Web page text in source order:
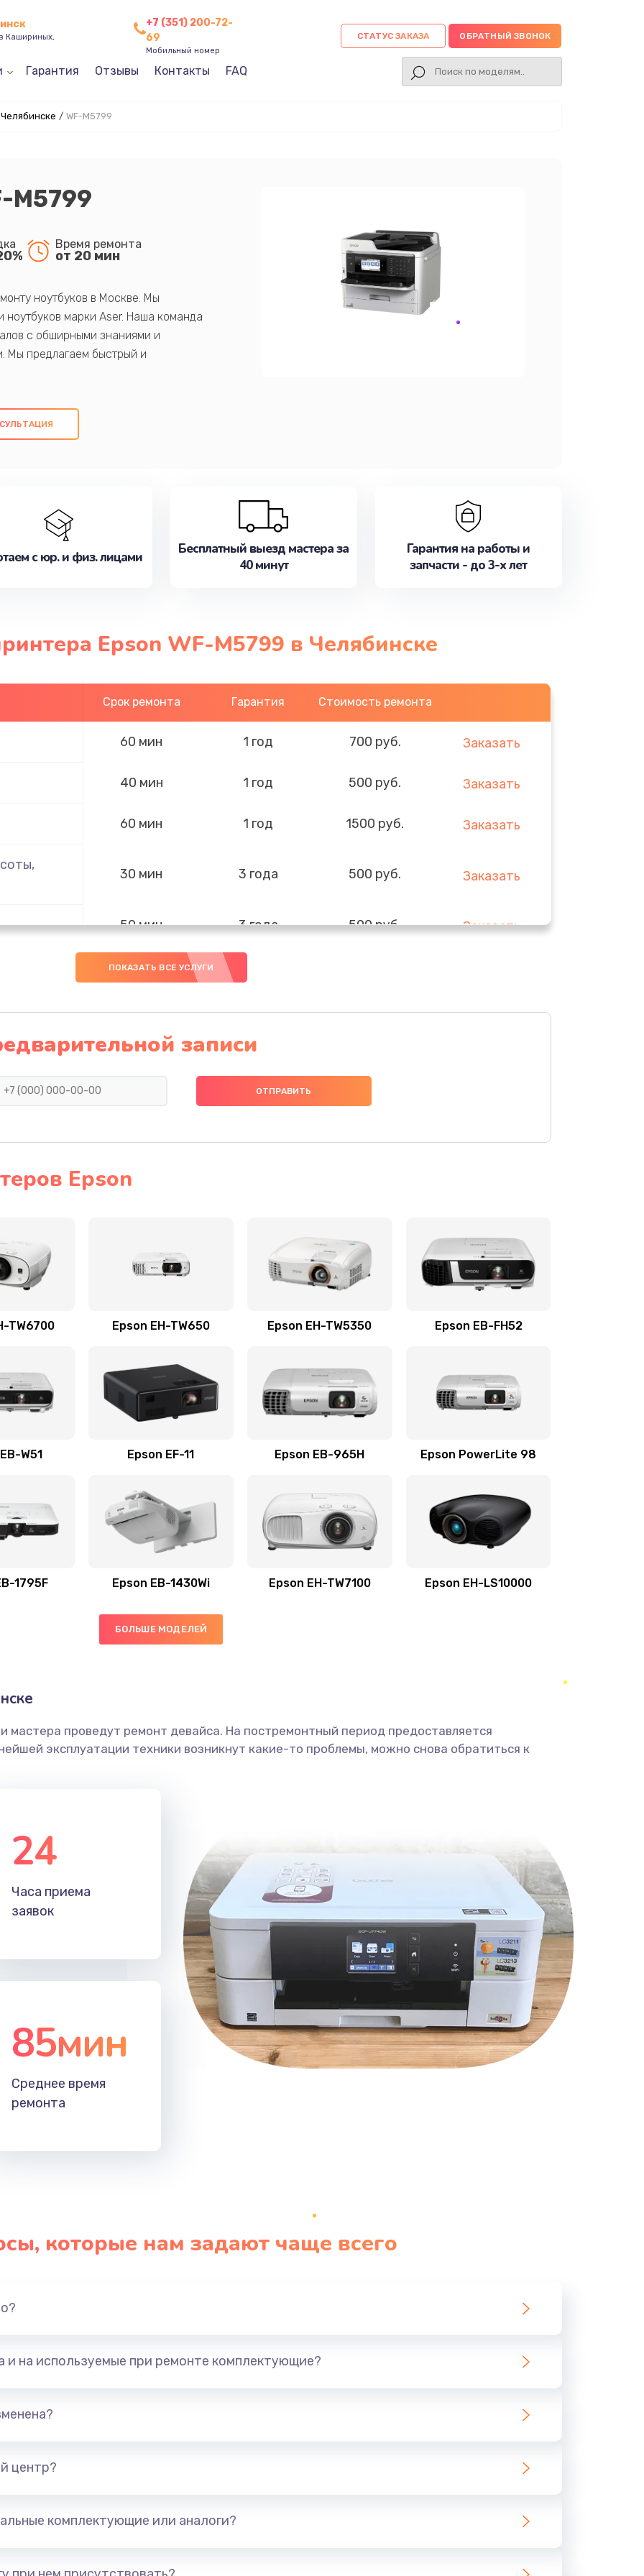
Кашириных,
+7 (351) 200-72-
69
Мобильный номер
СТАТУС ЗАКАЗА ОБРАТНЫЙ ЗВОНОК
Гарантия Отзывы Контакты FAQ
/ WF-M5799
M5799
Время ремонта
от 20 мин
ноутбуков в Москве. Мы
марки Aser. Наша команда
с обширными знаниями и
Мы предлагаем быстрый и
оригинальных компонентов, а также
обслуживание, удовлетворяя их
записаться на ремонт уже
с юр. и физ. лицами
Бесплатный выезд мастера за
40 минут
Гарантия на работы и
запчасти - до 3-х лет
Epson WF-M5799 в Челябинске
Срок ремонта Гарантия Стоимость ремонта
60 мин 1 год 700 руб. Заказать
40 мин 1 год 500 руб. Заказать
60 мин 1 год 1500 руб. Заказать
30 мин 3 года 500 руб. Заказать
50 мин 3 года 500 руб. Заказать
30 мин
2 года 700 руб.
40 мин
20 мин 1 год 500 руб. Заказать
50 мин 2 года 500 руб. Заказать
ПОКАЗАТЬ ВСЕ УСЛУГИ
записи
Epson
TW6700 Epson EH-TW650 Epson EH-TW5350 Epson EB-FH52
W51 Epson EF-11 Epson EB-965H Epson PowerLite 98
1795F Epson EB-1430Wi Epson EH-TW7100 Epson EH-LS10000
БОЛЬШЕ МОДЕЛЕЙ
мастера проведут ремонт девайса. На постремонтный период предоставляется
эксплуатации техники возникнут какие-то проблемы, можно снова обратиться к
24
Часа приема
заявок
85мин
Среднее время
ремонта
которые нам задают чаще всего
и на используемые при ремонте комплектующие?
центр?
комплектующие или аналоги?